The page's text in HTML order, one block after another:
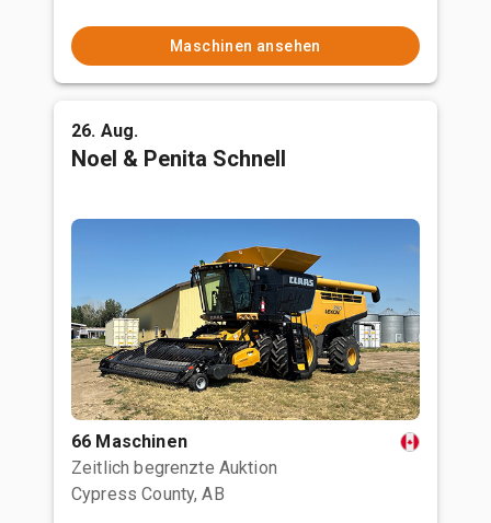
Maschinen ansehen
26. Aug.
Noel & Penita Schnell
66 Maschinen
Zeitlich begrenzte Auktion
Cypress County, AB